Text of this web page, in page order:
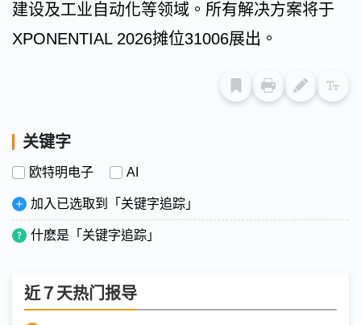
建设及工业自动化等领域。所有解决方案将于
XPONENTIAL 2026摊位31006展出。
关键字
欧特明电子 AI
加入已选取到「关键字追踪」
什麽是「关键字追踪」
近７天热门报导